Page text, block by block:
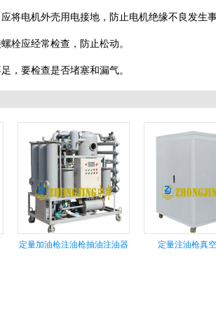
电机外壳用电接地，防止电机绝缘不良发生
应经常检查，防止松动。
要检查是否堵塞和漏气。
定量加油枪注油枪抽油注油器 定量注油枪真